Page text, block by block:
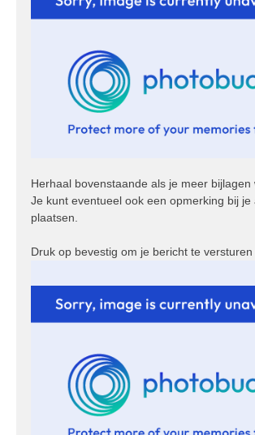
Herhaal bovenstaande als je meer bijlagen
Je kunt eventueel ook een opmerking bij je
plaatsen.
Druk op bevestig om je bericht te versturen